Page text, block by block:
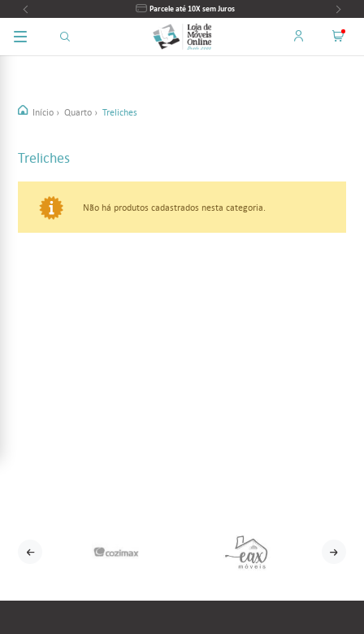
Parcele até 10X sem Juros
Início › Quarto › Treliches
Treliches
Não há produtos cadastrados nesta categoria.